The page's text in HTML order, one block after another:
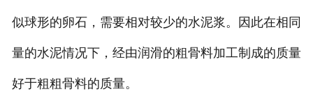
资质荣誉
似球形的卵石，需要相对较少的水泥浆。因此在相同
量的水泥情况下，经由润滑的粗骨料加工制成的质量
好于粗粗骨料的质量。